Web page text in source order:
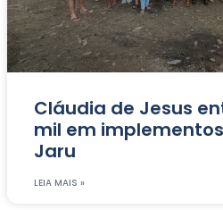
Cláudia de Jesus
mil em
Jaru
LEIA MAIS »